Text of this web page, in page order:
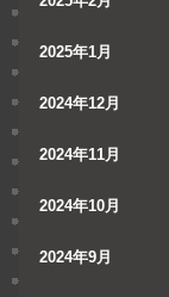
2025年1月
2024年12月
2024年11月
2024年10月
2024年9月